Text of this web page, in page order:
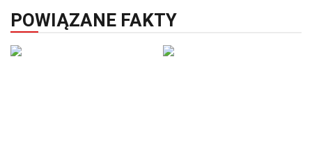
POWIĄZANE FAKTY